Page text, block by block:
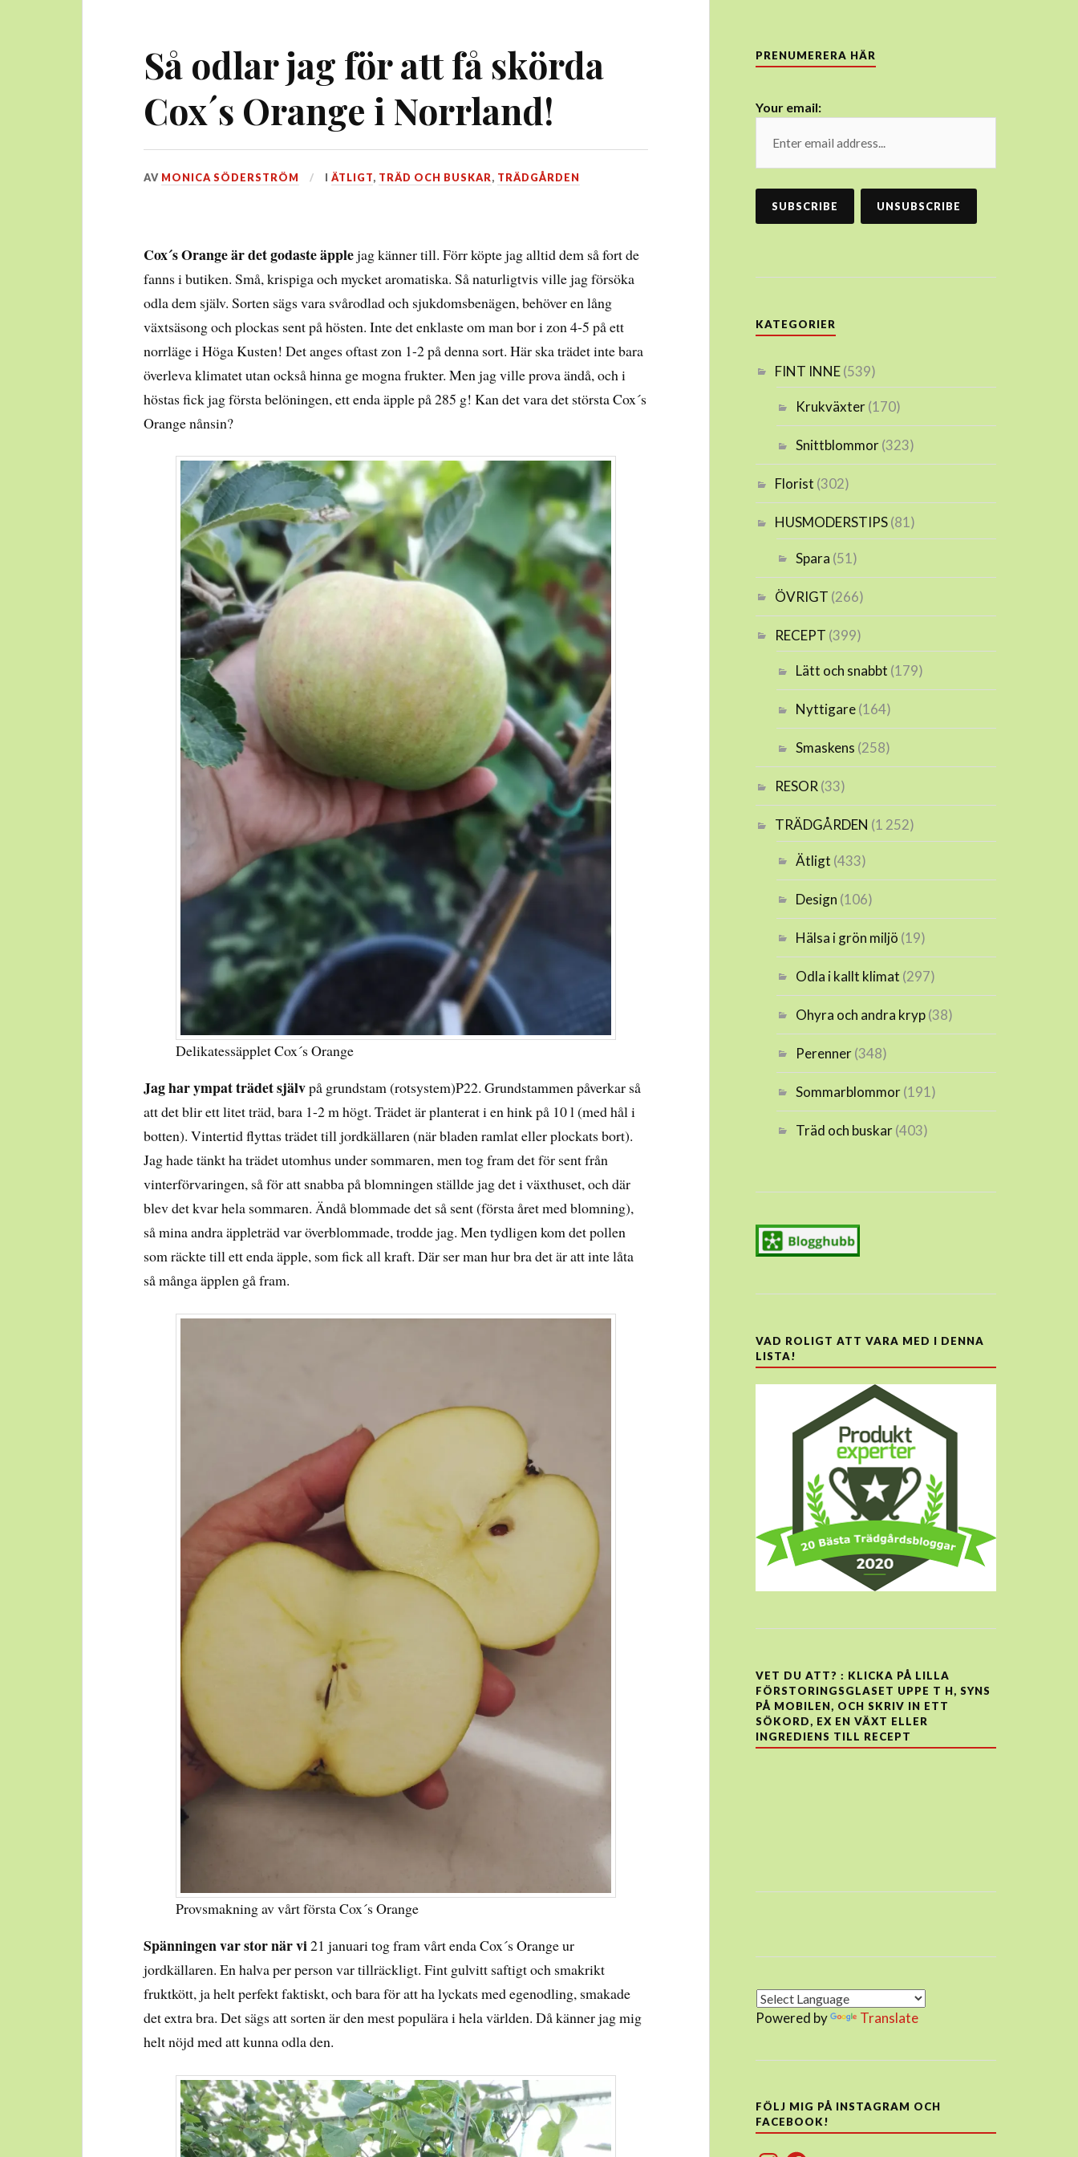
Så odlar jag för att få skörda
Cox´s Orange i Norrland!
DEN
AV MONICA SÖDERSTRÖM I ÄTLIGT, TRÄD OCH BUSKAR, TRÄDGÅRDEN
Cox´s Orange är det godaste äpplejag känner till. Förr köpte jag alltid dem så fort de
fanns i butiken. Små, krispiga och mycket aromatiska. Så naturligtvis ville jag försöka
odla dem själv. Sorten sägs vara svårodlad och sjukdomsbenägen, behöver en lång
växtsäsong och plockas sent på hösten. Inte det enklaste om man bor i zon 4-5 på ett
norrläge i Höga Kusten! Det anges oftast zon 1-2 på denna sort. Här ska trädet inte bara
överleva klimatet utan också hinna ge mogna frukter. Men jag ville prova ändå, och i
höstas fick jag första belöningen, ett enda äpple på 285 g! Kan det vara det största Cox´s
Orange nånsin?
Delikatessäpplet Cox´s Orange
Jag har ympat trädet självpå grundstam (rotsystem)P22. Grundstammen påverkar så
att det blir ett litet träd, bara 1-2 m högt. Trädet är planterat i en hink på 10 l (med hål i
botten). Vintertid flyttas trädet till jordkällaren (när bladen ramlat eller plockats bort).
Jag hade tänkt ha trädet utomhus under sommaren, men tog fram det för sent från
vinterförvaringen, så för att snabba på blomningen ställde jag det i växthuset, och där
blev det kvar hela sommaren. Ändå blommade det så sent (första året med blomning),
så mina andra äppleträd var överblommade, trodde jag. Men tydligen kom det pollen
som räckte till ett enda äpple, som fick all kraft. Där ser man hur bra det är att inte låta
så många äpplen gå fram.
Provsmakning av vårt första Cox´s Orange
Spänningen var stor när vi21 januari tog fram vårt enda Cox´s Orange ur
jordkällaren. En halva per person var tillräckligt. Fint gulvitt saftigt och smakrikt
fruktkött, ja helt perfekt faktiskt, och bara för att ha lyckats med egenodling, smakade
det extra bra. Det sägs att sorten är den mest populära i hela världen. Då känner jag mig
helt nöjd med att kunna odla den.
PRENUMERERA HÄR
Your email:
KATEGORIER
FINT INNE(539)
Krukväxter(170)
Snittblommor(323)
Florist (302)
HUSMODERSTIPS(81)
Spara (51)
ÖVRIGT (266)
RECEPT (399)
Lätt och snabbt (179)
Nyttigare(164)
Smaskens (258)
RESOR (33)
TRÄDGÅRDEN (1 252)
Ätligt (433)
Design (106)
Hälsa i grön miljö (19)
Odla i kallt klimat (297)
Ohyra och andra kryp(38)
Perenner(348)
Sommarblommor(191)
Träd och buskar(403)
VAD ROLIGT ATT VARA MED I DENNA
LISTA!
VET DU ATT? : KLICKA PÅ LILLA
FÖRSTORINGSGLASET UPPE T H, SYNS
PÅ MOBILEN, OCH SKRIV IN ETT
SÖKORD, EX EN VÄXT ELLER
INGREDIENS TILL RECEPT
Powered by Translate
FÖLJ MIG PÅ INSTAGRAM OCH
FACEBOOK!